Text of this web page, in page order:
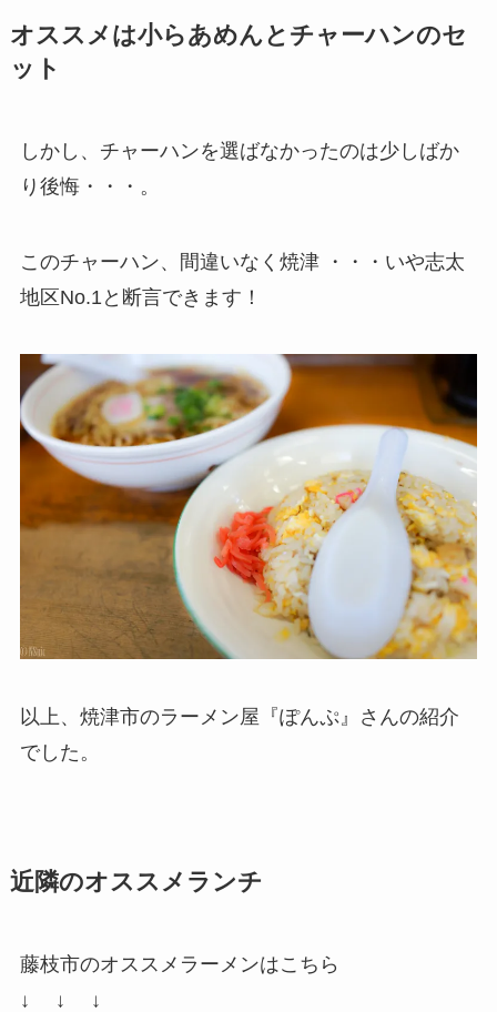
オススメは小らあめんとチャーハンのセ
ット
しかし、チャーハンを選ばなかったのは少しばか
り後悔・・・。
このチャーハン、間違いなく焼津 ・・・いや志太
地区No.1と断言できます！
以上、焼津市のラーメン屋『ぽんぷ』さんの紹介
でした。
近隣のオススメランチ
藤枝市のオススメラーメンはこちら
↓ ↓ ↓